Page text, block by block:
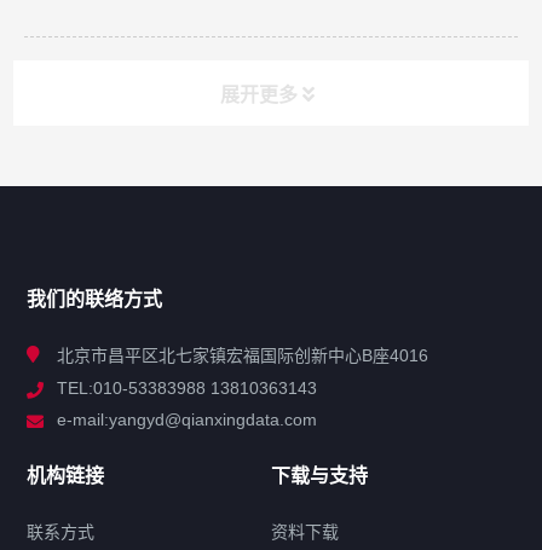
展开更多
解决方案
我们的联络方式
北京市昌平区北七家镇宏福国际创新中心B座4016
TEL:010-53383988 13810363143
e-mail:yangyd@qianxingdata.com
机构链接
联系方式
下载与支持
资料下载